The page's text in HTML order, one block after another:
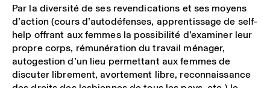
Par la diversité de ses revendications et ses moyens
d’action (cours d’autodéfenses, apprentissage de self-
help offrant aux femmes la possibilité d’examiner leur
propre corps, rémunération du travail ménager,
autogestion d’un lieu permettant aux femmes de
discuter librement, avortement libre, reconnaissance